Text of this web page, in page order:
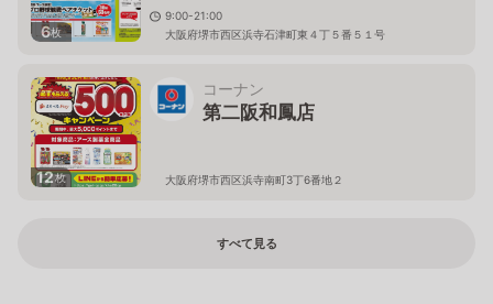
6枚
9:00-21:00
大阪府堺市西区浜寺石津町東４丁５番５１号
12枚
コーナン
第二阪和鳳店
大阪府堺市西区浜寺南町3丁6番地２
すべて見る